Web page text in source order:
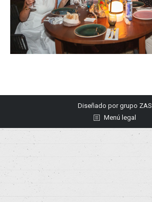
Diseñado porgrupo ZAS
Menú legal